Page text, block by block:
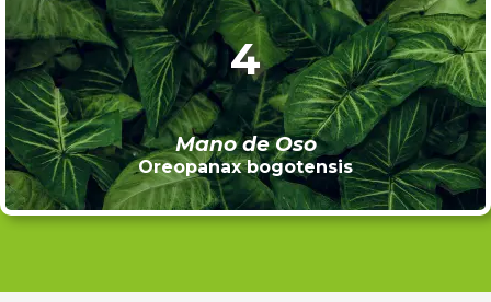
4
Mano de Oso
Oreopanax bogotensis